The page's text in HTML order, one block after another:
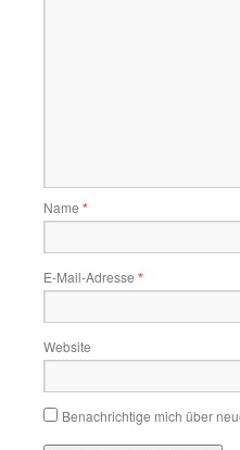
Name *
E-Mail-Adresse *
Website
Benachrichtige mich über